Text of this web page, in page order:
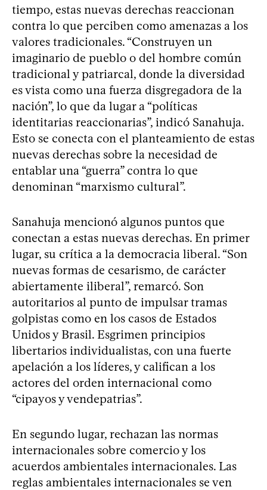
tiempo, estas nuevas derechas reaccionan
contra lo que perciben como amenazas a los
valores tradicionales. “Construyen un
imaginario de pueblo o del hombre común
tradicional y patriarcal, donde la diversidad
es vista como una fuerza disgregadora de la
nación”, lo que da lugar a “políticas
identitarias reaccionarias”, indicó Sanahuja.
Esto se conecta con el planteamiento de estas
nuevas derechas sobre la necesidad de
entablar una “guerra” contra lo que
denominan “marxismo cultural”.
Sanahuja mencionó algunos puntos que
conectan a estas nuevas derechas. En primer
lugar, su crítica a la democracia liberal. “Son
nuevas formas de cesarismo, de carácter
abiertamente iliberal”, remarcó. Son
autoritarios al punto de impulsar tramas
golpistas como en los casos de Estados
Unidos y Brasil. Esgrimen principios
libertarios individualistas, con una fuerte
apelación a los líderes, y califican a los
actores del orden internacional como
“cipayos y vendepatrias”.
En segundo lugar, rechazan las normas
internacionales sobre comercio y los
acuerdos ambientales internacionales. Las
reglas ambientales internacionales se ven